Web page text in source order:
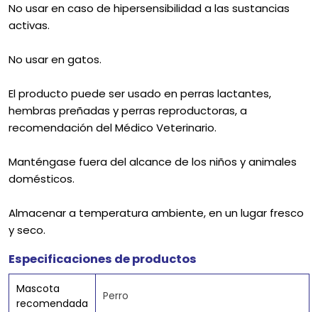
No usar en caso de hipersensibilidad a las sustancias
activas.
No usar en gatos.
El producto puede ser usado en perras lactantes,
hembras preñadas y perras reproductoras, a
recomendación del Médico Veterinario.
Manténgase fuera del alcance de los niños y animales
domésticos.
Almacenar a temperatura ambiente, en un lugar fresco
y seco.
Especificaciones de productos
Mascota
recomendada
Perro